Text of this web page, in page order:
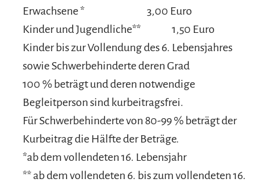
Erwachsene *
3,00 Euro
Kinder und Jugendliche**
1,50 Euro
Kinder bis zur Vollendung des 6. Lebensjahres
sowie Schwerbehinderte deren Grad
100 % beträgt und deren notwendige
Begleitperson sind kurbeitragsfrei.
Für Schwerbehinderte von 80-99 % beträgt der
Kurbeitrag die Hälfte der Beträge.
*ab dem vollendeten 16. Lebensjahr
** ab dem vollendeten 6. bis zum vollendeten 16.